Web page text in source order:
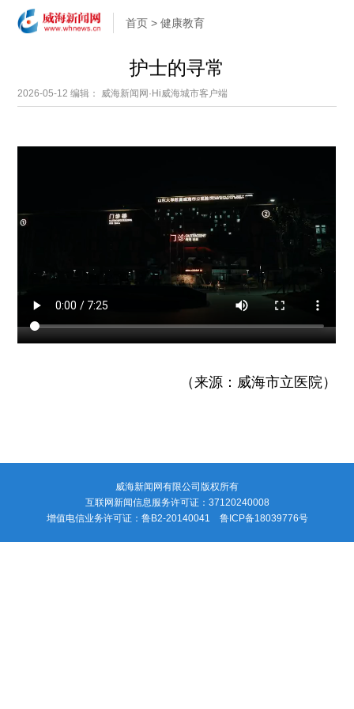
首页 >健康教育
护士的寻常
2026-05-12编辑： 威海新闻网·Hi威海城市客户端
（来源：威海市立医院）
威海新闻网有限公司版权所有
互联网新闻信息服务许可证：37120240008
增值电信业务许可证：鲁B2-20140041 鲁ICP备18039776号